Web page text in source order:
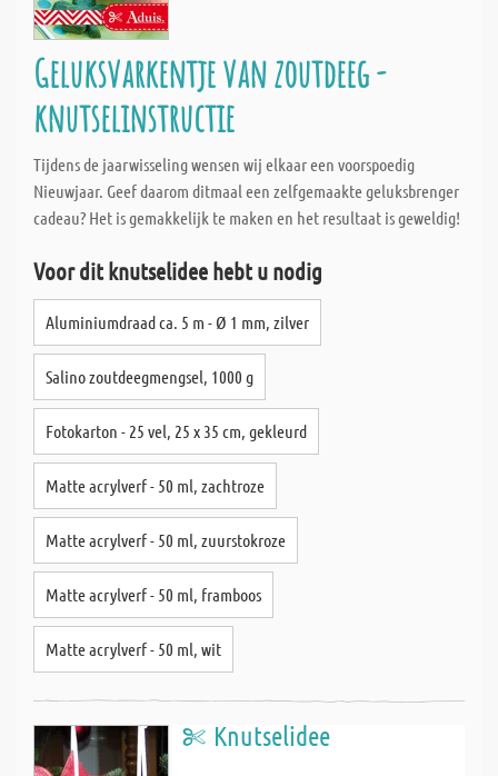
Geluksvarkentje van zoutdeeg -
knutselinstructie
Tijdens de jaarwisseling wensen wij elkaar een voorspoedig
Nieuwjaar. Geef daarom ditmaal een zelfgemaakte geluksbrenger
cadeau? Het is gemakkelijk te maken en het resultaat is geweldig!
Voor dit knutselidee hebt u nodig
Aluminiumdraad ca. 5 m - Ø 1 mm, zilver
Salino zoutdeegmengsel, 1000 g
Fotokarton - 25 vel, 25 x 35 cm, gekleurd
Matte acrylverf - 50 ml, zachtroze
Matte acrylverf - 50 ml, zuurstokroze
Matte acrylverf - 50 ml, framboos
Matte acrylverf - 50 ml, wit
Knutselidee